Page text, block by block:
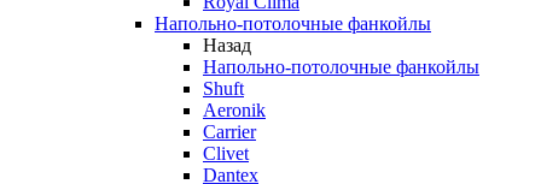
Напольно-потолочные фанкойлы
Назад
Напольно-потолочные фанкойлы
Shuft
Aeronik
Carrier
Clivet
Dantex